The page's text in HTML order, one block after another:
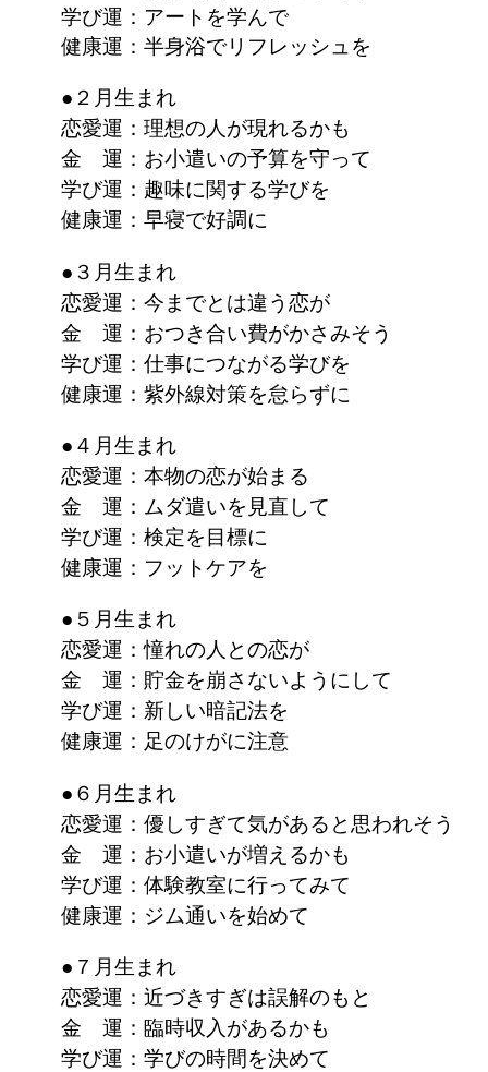
学び運：アートを学んで
健康運：半身浴でリフレッシュを
●２月生まれ
恋愛運：理想の人が現れるかも
金 運：お小遣いの予算を守って
学び運：趣味に関する学びを
健康運：早寝で好調に
●３月生まれ
恋愛運：今までとは違う恋が
金 運：おつき合い費がかさみそう
学び運：仕事につながる学びを
健康運：紫外線対策を怠らずに
●４月生まれ
恋愛運：本物の恋が始まる
金 運：ムダ遣いを見直して
学び運：検定を目標に
健康運：フットケアを
●５月生まれ
恋愛運：憧れの人との恋が
金 運：貯金を崩さないようにして
学び運：新しい暗記法を
健康運：足のけがに注意
●６月生まれ
恋愛運：優しすぎて気があると思われそう
金 運：お小遣いが増えるかも
学び運：体験教室に行ってみて
健康運：ジム通いを始めて
●７月生まれ
恋愛運：近づきすぎは誤解のもと
金 運：臨時収入があるかも
学び運：学びの時間を決めて